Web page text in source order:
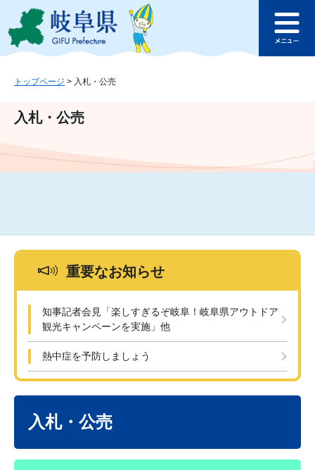
ジ
ュ
文
このページの本文へ
ュ
トップページ > 入札・公売
入札・公売
重要なお知らせ
知事記者会見「楽しすぎるぞ岐阜！岐阜県アウトドア
観光キャンペーンを実施」他
熱中症を予防しましょう
入札・公売